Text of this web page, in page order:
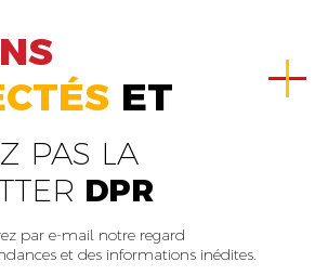
ET
PAS LA
DPR
par e-mail notre regard
et des informations inédites.